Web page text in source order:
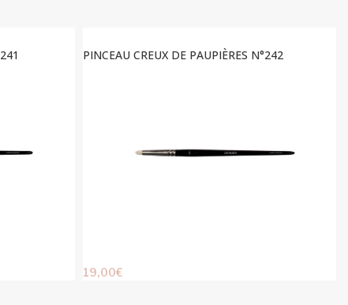
PINCEAU CREUX DE PAUPIÈRES N°242
19,00€